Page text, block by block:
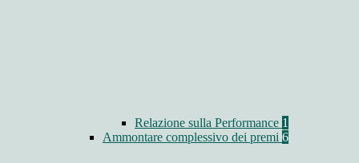
Relazione sulla Performance 1
Ammontare complessivo dei premi 6